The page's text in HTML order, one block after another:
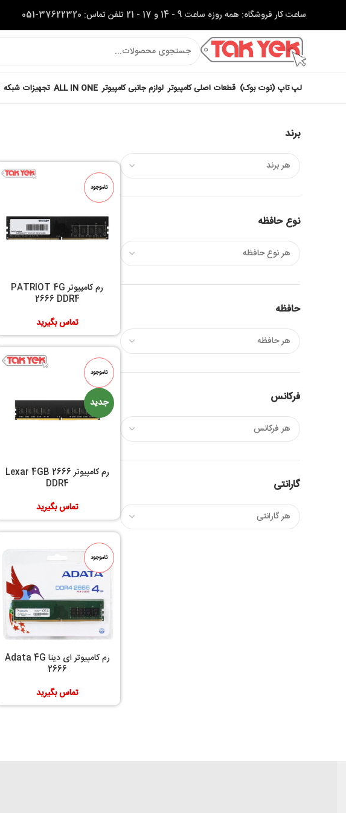
ساعت کار فروشگاه: همه روزه ساعت 9 - 14 و 17 - 21 تلفن تماس: 37622320-051
لپ تاپ (نوت بوک) قطعات اصلی کامپیوتر لوازم جانبی کامپیوتر ALL IN ONE تجهیزات شبکه
برند
نوع حافظه
حافظه
فرکانس
گارانتی
ناموجود
رم کامپیوتر PATRIOT 4G
2666 DDR4
تماس بگیرید
ناموجود
جدید
رم کامپیوتر Lexar 4GB 2666
DDR4
تماس بگیرید
ناموجود
رم کامپیوتر ای دیتا Adata 4G
2666
تماس بگیرید